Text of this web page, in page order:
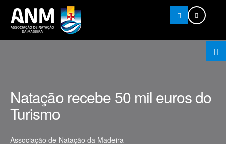
Pesquisar
Natação recebe 50 mil euros do
Turismo
Associação de Natação da Madeira